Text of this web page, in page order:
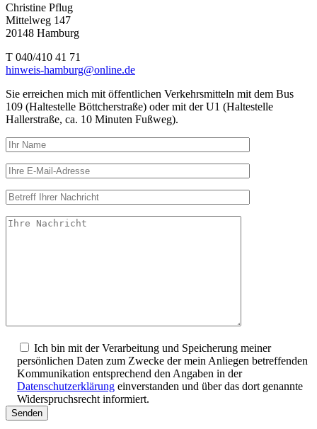
Christine Pflug
Mittelweg 147
20148 Hamburg
T 040/410 41 71
hinweis-hamburg@online.de
Sie erreichen mich mit öffentlichen Verkehrsmitteln mit dem Bus
109 (Haltestelle Böttcherstraße) oder mit der U1 (Haltestelle
Hallerstraße, ca. 10 Minuten Fußweg).
Ich bin mit der Verarbeitung und Speicherung meiner
persönlichen Daten zum Zwecke der mein Anliegen betreffenden
Kommunikation entsprechend den Angaben in der
Datenschutzerklärung einverstanden und über das dort genannte
Widerspruchsrecht informiert.